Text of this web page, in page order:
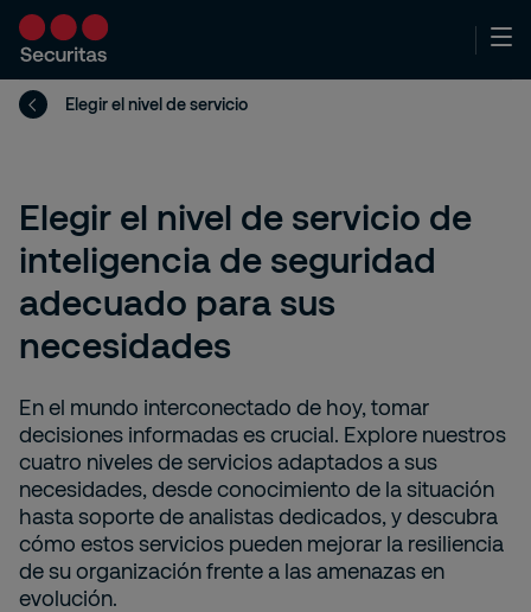
Elegir el nivel de servicio
Elegir el nivel de servicio de
inteligencia de seguridad
adecuado para sus
necesidades
En el mundo interconectado de hoy, tomar
decisiones informadas es crucial. Explore nuestros
cuatro niveles de servicios adaptados a sus
necesidades, desde conocimiento de la situación
hasta soporte de analistas dedicados, y descubra
cómo estos servicios pueden mejorar la resiliencia
de su organización frente a las amenazas en
evolución.